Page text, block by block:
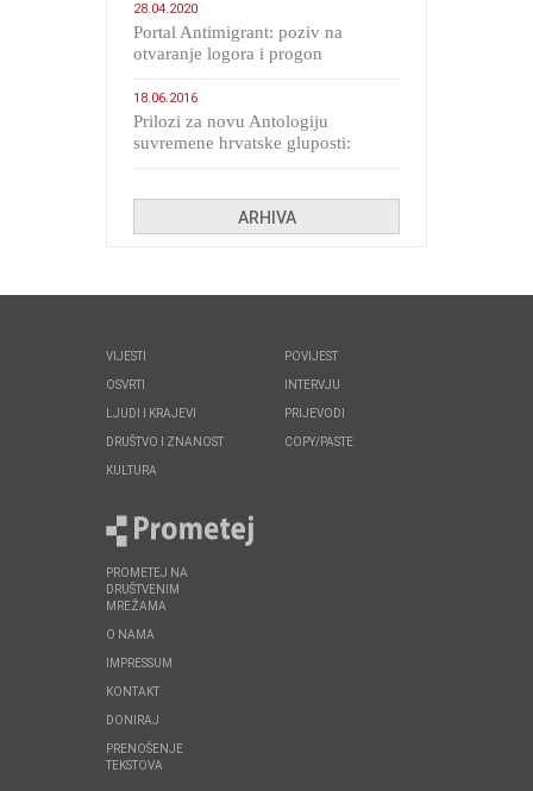
28.04.2020
Portal Antimigrant: poziv na
otvaranje logora i progon
18.06.2016
Prilozi za novu Antologiju
suvremene hrvatske gluposti:
ARHIVA
VIJESTI
OSVRTI
LJUDI I KRAJEVI
DRUŠTVO I ZNANOST
KULTURA
POVIJEST
INTERVJU
PRIJEVODI
COPY/PASTE
PROMETEJ NA
DRUŠTVENIM
MREŽAMA
O NAMA
IMPRESSUM
KONTAKT
DONIRAJ
PRENOŠENJE
TEKSTOVA